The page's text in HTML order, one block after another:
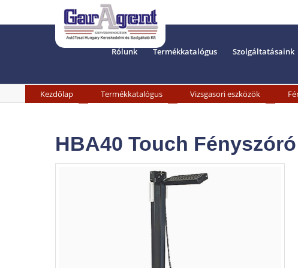
Rólunk Termékkatalógus Szolgáltatásaink
Kezdőlap Termékkatalógus Vizsgasori eszközök
HBA40 Touch